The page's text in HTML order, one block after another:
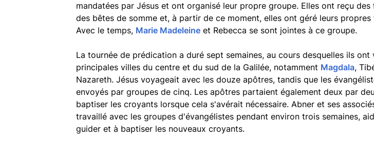
mandatées par Jésus et ont organisé leur propre groupe. Elles ont reçu des
des bêtes de somme et, à partir de ce moment, elles ont géré leurs propres
Avec le temps, Marie Madeleine et Rebecca se sont jointes à ce groupe.
La tournée de prédication a duré sept semaines, au cours desquelles ils ont
principales villes du centre et du sud de la Galilée, notamment Magdala,
Nazareth. Jésus voyageait avec les douze apôtres, tandis que les
envoyés par groupes de cinq. Les apôtres partaient également deux par
baptiser les croyants lorsque cela s'avérait nécessaire. Abner et ses
travaillé avec les groupes d'évangélistes pendant environ trois semaines,
guider et à baptiser les nouveaux croyants.